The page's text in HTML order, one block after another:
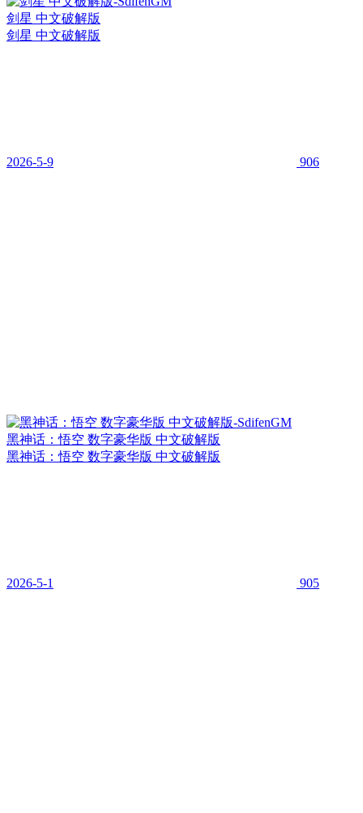
剑星 中文破解版
剑星 中文破解版
2026-5-9 906
黑神话：悟空 数字豪华版 中文破解版
黑神话：悟空 数字豪华版 中文破解版
2026-5-1 905